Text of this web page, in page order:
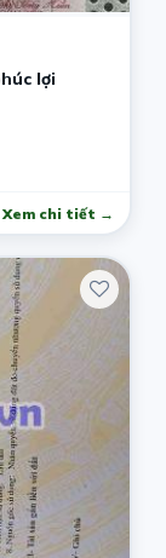
lợi
Xem chi tiết →